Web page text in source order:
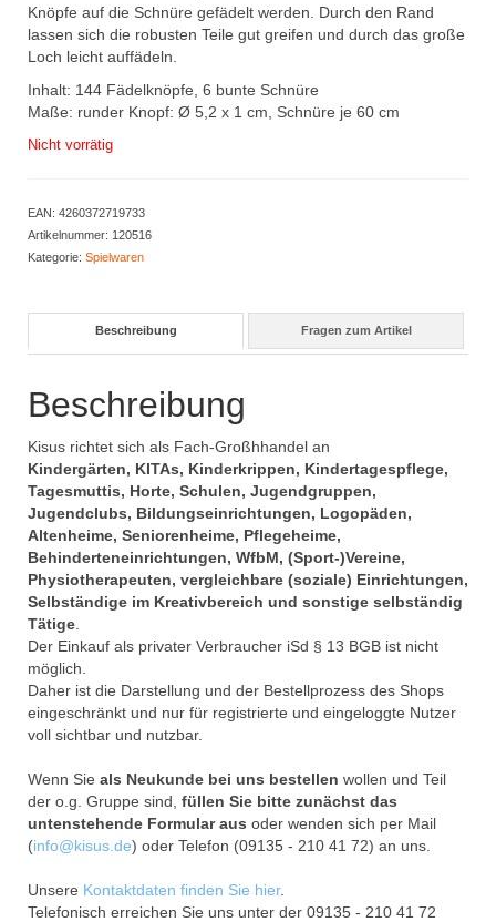
Knöpfe auf die Schnüre gefädelt werden. Durch den Rand
lassen sich die robusten Teile gut greifen und durch das große
Loch leicht auffädeln.
Inhalt: 144 Fädelknöpfe, 6 bunte Schnüre
Maße: runder Knopf: Ø 5,2 x 1 cm, Schnüre je 60 cm
Nicht vorrätig
EAN: 4260372719733
Artikelnummer: 120516
Kategorie: Spielwaren
Beschreibung Fragen zum Artikel
Beschreibung
Kisus richtet sich als Fach-Großhhandel an
Kindergärten, KITAs, Kinderkrippen, Kindertagespflege,
Tagesmuttis, Horte, Schulen, Jugendgruppen,
Jugendclubs, Bildungseinrichtungen, Logopäden,
Altenheime, Seniorenheime, Pflegeheime,
Behinderteneinrichtungen, WfbM, (Sport-)Vereine,
Physiotherapeuten, vergleichbare (soziale) Einrichtungen,
Selbständige im Kreativbereich und sonstige selbständig
Tätige
Der Einkauf als privater Verbraucher iSd § 13 BGB ist nicht
möglich.
Daher ist die Darstellung und der Bestellprozess des Shops
eingeschränkt und nur für registrierte und eingeloggte Nutzer
voll sichtbar und nutzbar.
Wenn Sie als Neukunde bei uns bestellen wollen und Teil
der o.g. Gruppe sind, füllen Sie bitte zunächst das
untenstehende Formular aus oder wenden sich per Mail
(info@kisus.de) oder Telefon (09135 - 210 41 72) an uns.
Unsere Kontaktdaten finden Sie hier.
Telefonisch erreichen Sie uns unter der 09135 - 210 41 72